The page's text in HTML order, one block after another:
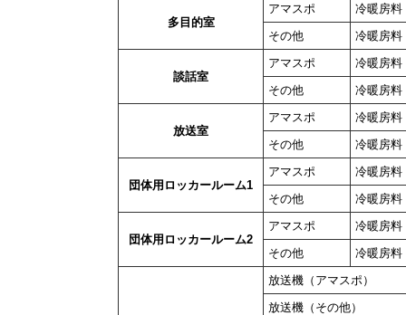
多目的室
アマスポ
冷暖房料
その他
冷暖房料
談話室
アマスポ
冷暖房料
その他
冷暖房料
放送室
アマスポ
冷暖房料
その他
冷暖房料
団体用ロッカールーム1
アマスポ
冷暖房料
その他
冷暖房料
団体用ロッカールーム2
アマスポ
冷暖房料
その他
冷暖房料
放送機（アマスポ）
放送機（その他）